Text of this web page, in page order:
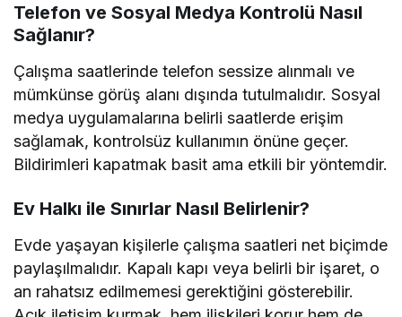
Telefon ve Sosyal Medya Kontrolü Nasıl
Sağlanır?
Çalışma saatlerinde telefon sessize alınmalı ve
mümkünse görüş alanı dışında tutulmalıdır. Sosyal
medya uygulamalarına belirli saatlerde erişim
sağlamak, kontrolsüz kullanımın önüne geçer.
Bildirimleri kapatmak basit ama etkili bir yöntemdir.
Ev Halkı ile Sınırlar Nasıl Belirlenir?
Evde yaşayan kişilerle çalışma saatleri net biçimde
paylaşılmalıdır. Kapalı kapı veya belirli bir işaret, o
an rahatsız edilmemesi gerektiğini gösterebilir.